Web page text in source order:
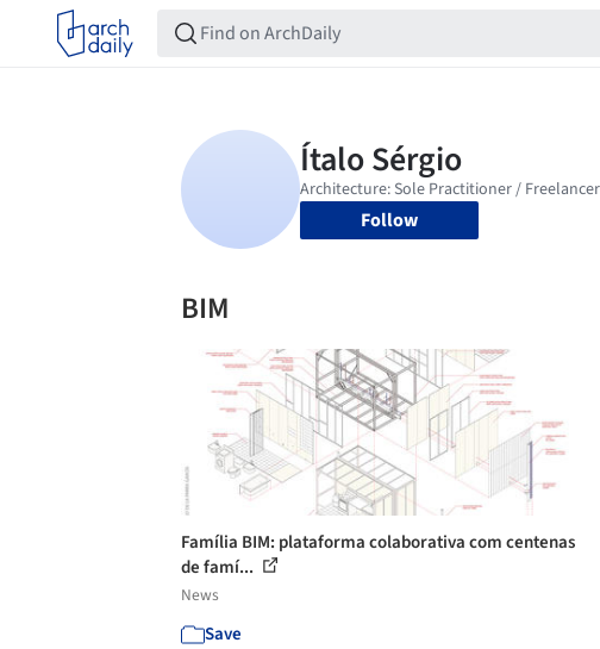
Follow
BIM
Família BIM: plataforma colaborativa com centenas
de famí...
News
Save